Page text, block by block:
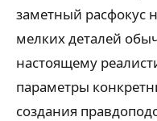
заметный расфокус
мелких деталей
настоящему
параметры
создания